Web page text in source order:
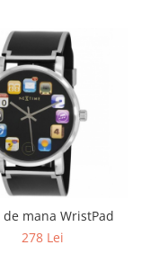
de mana WristPad
278 Lei